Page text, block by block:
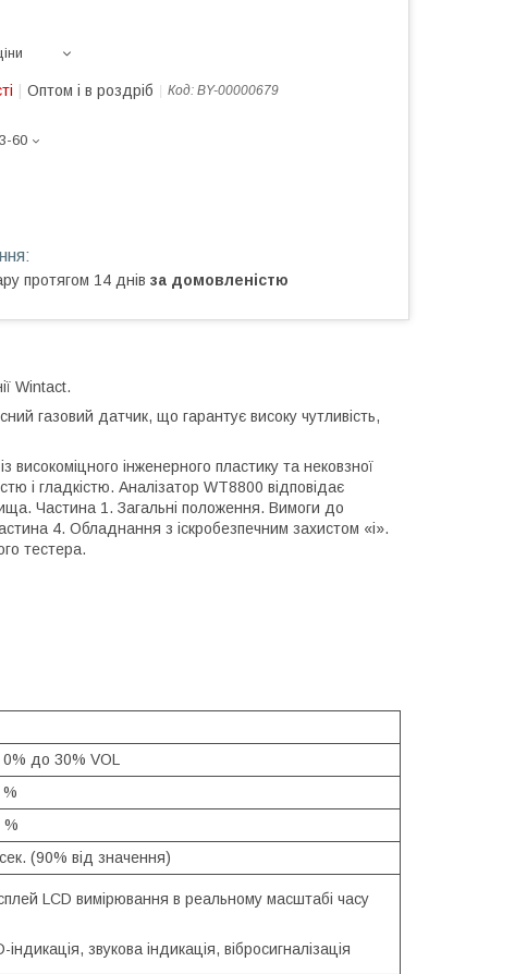
Оптом і в роздріб Код: BY-00000679
60
протягом 14 днів за домовленістю
Wintact.
газовий датчик, що гарантує високу чутливість,
високоміцного інженерного пластику та нековзної
і гладкістю. Аналізатор WT8800 відповідає
Частина 1. Загальні положення. Вимоги до
4. Обладнання з іскробезпечним захистом «i».
тестера.
0% до 30% VOL
%
(90% від значення)
LCD вимірювання в реальному масштабі часу
індикація, звукова індикація, вібросигналізація